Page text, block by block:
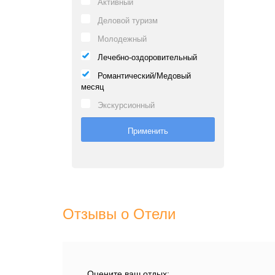
Активный
Деловой туризм
Молодежный
Лечебно-оздоровительный
Романтический/Медовый
месяц
Экскурсионный
Отзывы о Отели